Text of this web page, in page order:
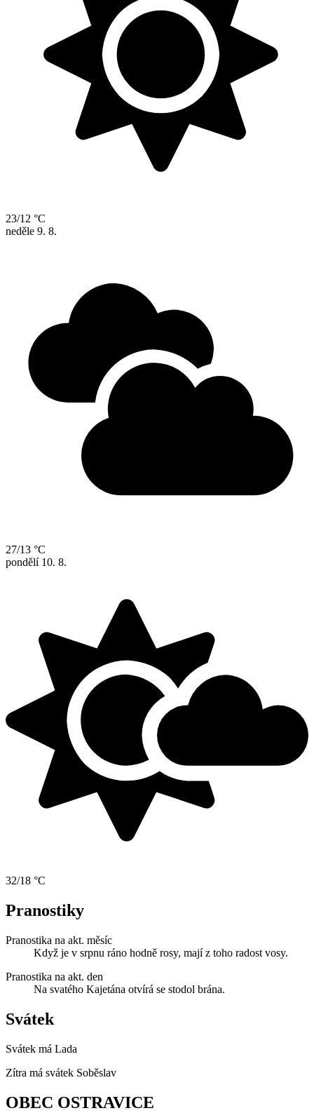
23/12 °C
neděle 9. 8.
27/13 °C
pondělí 10. 8.
32/18 °C
Pranostiky
Pranostika na akt. měsíc
Když je v srpnu ráno hodně rosy, mají z toho radost vosy.
Pranostika na akt. den
Na svatého Kajetána otvírá se stodol brána.
Svátek
Svátek má Lada
Zítra má svátek Soběslav
OBEC OSTRAVICE